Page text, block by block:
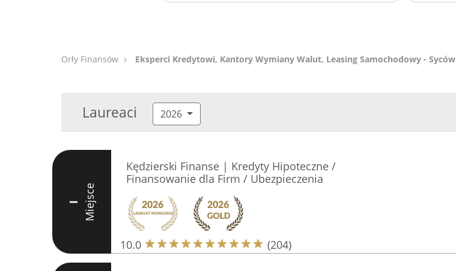
Orły Finansów Eksperci Kredytowi, Kantory Wymiany Walut, Leasing Samochodowy - Syców
Laureaci 2026
I Miejsce
Kędzierski Finanse | Kredyty Hipoteczne /
Finansowanie dla Firm / Ubezpieczenia
10.0 (204)